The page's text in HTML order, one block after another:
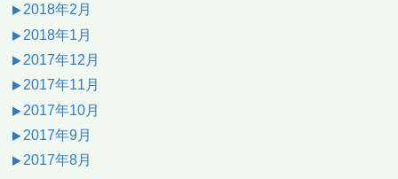
2018年2月
2018年1月
2017年12月
2017年11月
2017年10月
2017年9月
2017年8月